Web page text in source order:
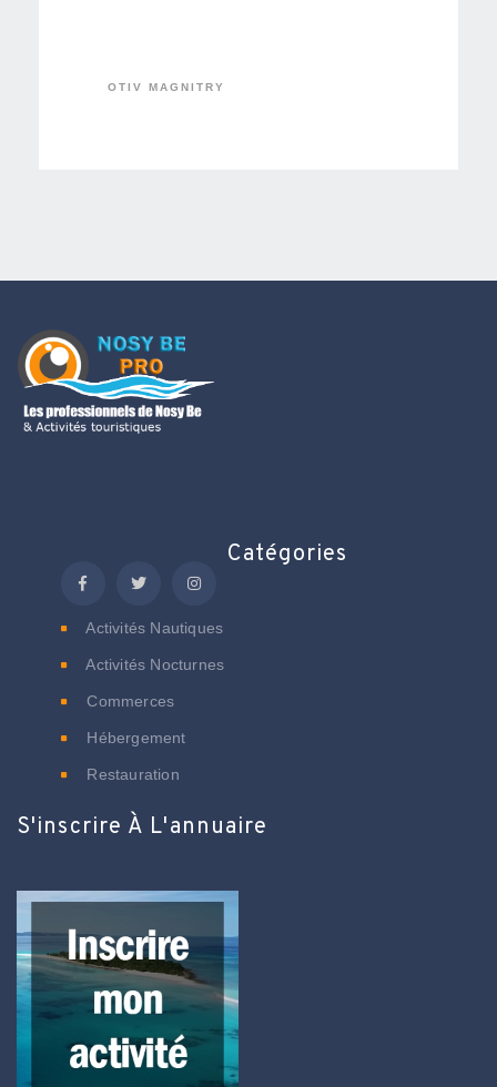
OTIV MAGNITRY
Catégories
Activités Nautiques
Activités Nocturnes
Commerces
Hébergement
Restauration
S'inscrire À L'annuaire